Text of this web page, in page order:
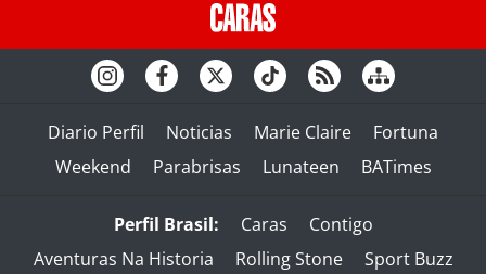
Diario Perfil Noticias Marie Claire
Fortuna
Weekend
Parabrisas Lunateen BATimes
Perfil Brasil: Caras
Contigo
Aventuras Na Historia
Rolling Stone Sport Buzz